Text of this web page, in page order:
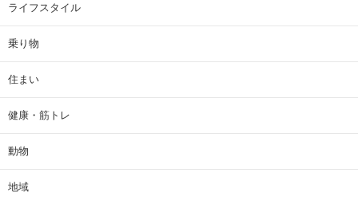
ライフスタイル
乗り物
住まい
健康・筋トレ
動物
地域